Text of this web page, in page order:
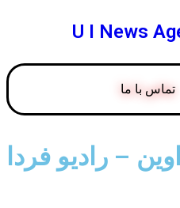
U I News
تماس با ما
– رادیو فردا